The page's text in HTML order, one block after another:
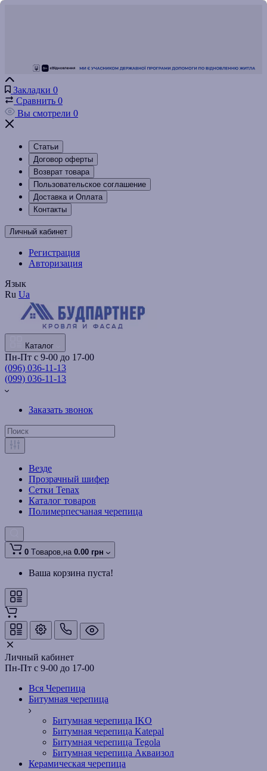
Закладки 0
Сравнить 0
Вы смотрели 0
Статьи
Договор оферты
Возврат товара
Пользовательское соглашение
Доставка и Оплата
Контакты
Личный кабинет
Регистрация
Авторизация
Язык
Ru Ua
Каталог
Пн-Пт с 9-00 до 17-00
(096) 036-11-13
(099) 036-11-13
Заказать звонок
Везде
Прозрачный шифер
Сетки Tenax
Каталог товаров
Полимерпесчаная черепица
0 Tоваров,на 0.00 грн
Ваша корзина пуста!
Личный кабинет
Пн-Пт с 9-00 до 17-00
Вся Черепица
Битумная черепица
Битумная черепица IKO
Битумная черепица Katepal
Битумная черепица Tegola
Битумная черепица Акваизол
Керамическая черепица